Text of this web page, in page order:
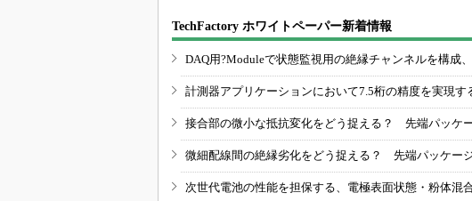
TechFactory ホワイトペーパー新着情報
DAQ用?Moduleで状態監視用の絶縁チャンネルを構成
計測器アプリケーションにおいて7.5桁の精度を実現す
接合部の微小な抵抗変化をどう捉える？ 先端パッケ
微細配線間の絶縁劣化をどう捉える？ 先端パッケー
次世代電池の性能を担保する、電極表面状態・粉体混